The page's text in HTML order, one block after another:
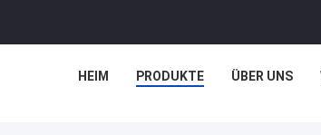
HEIM PRODUKTE ÜBER UNS